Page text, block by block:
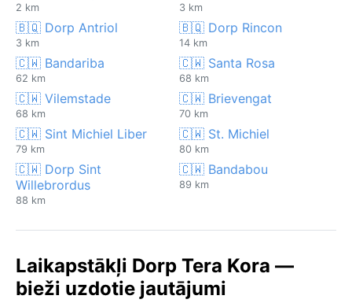
2 km 3 km
🇧🇶 Dorp Antriol
3 km
🇧🇶 Dorp Rincon
14 km
🇨🇼 Bandariba
62 km
🇨🇼 Santa Rosa
68 km
🇨🇼 Vilemstade
68 km
🇨🇼 Brievengat
70 km
🇨🇼 Sint Michiel Liber
79 km
🇨🇼 St. Michiel
80 km
🇨🇼 Dorp Sint
Willebrordus
88 km
🇨🇼 Bandabou
89 km
Laikapstākļi Dorp Tera Kora —
bieži uzdotie jautājumi